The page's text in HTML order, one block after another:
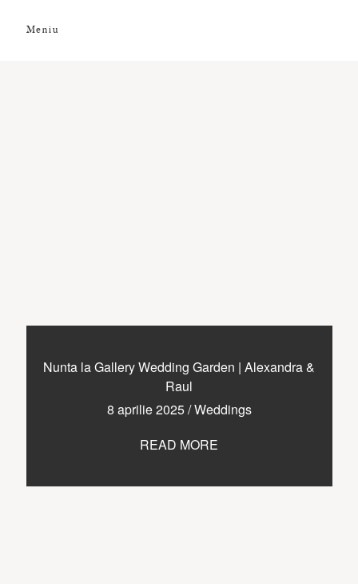
Meniu
Nunta la Gallery Wedding Garden | Alexandra &
Raul
8 aprilie 2025/Weddings
READ MORE
CONTACT